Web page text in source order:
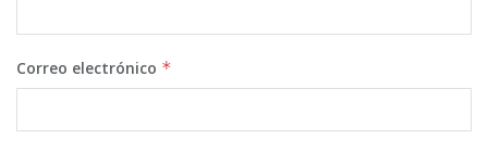
Correo electrónico *